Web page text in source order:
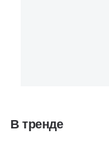
В тренде